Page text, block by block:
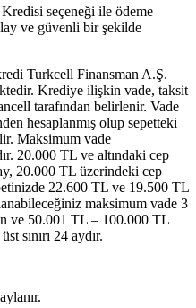
seçeneği ile ödeme
ve güvenli bir şekilde
Turkcell Finansman A.Ş.
Krediye ilişkin vade, taksit
tarafından belirlenir. Vade
hesaplanmış olup sepetteki
Maksimum vade
20.000 TL ve altındaki cep
20.000 TL üzerindeki cep
22.600 TL ve 19.500 TL
maksimum vade 3
ve 50.001 TL – 100.000 TL
sınırı 24 aydır.